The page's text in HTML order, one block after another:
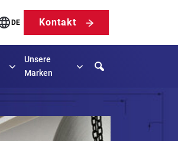
DE Kontakt
Unsere
Marken
Search